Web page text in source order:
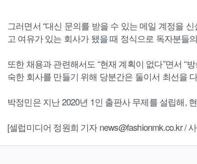
그러면서 “대신 문의를 받을 수 있는 메일 계정을
고 여유가 있는 회사가 됐을 때 정식으로 독자분들
또한 채용과 관련해서도 “현재 계획이 없다”면서
숙한 회사를 만들기 위해 당분간은 둘이서 최선을
박정민은 지난 2020년 1인 출판사 무제를 설립해,
[셀럽미디어 정원희 기자 news@fashionmk.co.kr /